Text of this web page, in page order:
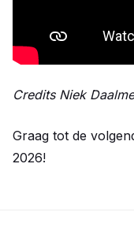
Credits Niek
Graag tot de
2026!